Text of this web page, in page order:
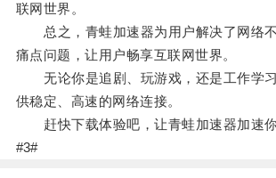
联网世界。
总之，青蛙加速器为用户解决了网络
痛点问题，让用户畅享互联网世界。
无论你是追剧、玩游戏，还是工作学
供稳定、高速的网络连接。
赶快下载体验吧，让青蛙加速器加速你
#3#